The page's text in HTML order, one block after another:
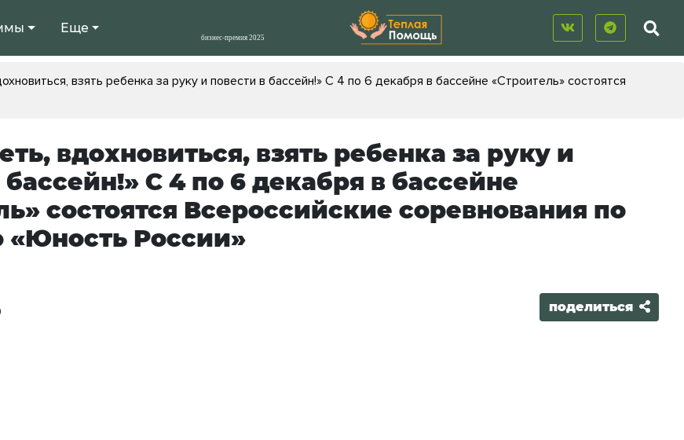
Еще
взять ребенка за руку и повести в бассейн!» С 4 по 6 декабря в бассейне «Строитель» состоятся
вдохновиться, взять ребенка за руку и
бассейн!» С 4 по 6 декабря в бассейне
состоятся Всероссийские соревнования по
«Юность России»
поделиться